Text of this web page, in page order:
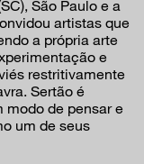
São Paulo e a
artistas que
a própria arte
e
restritivamente
Sertão é
de pensar e
um de seus